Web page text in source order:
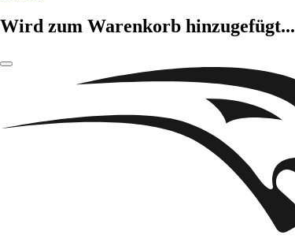
Wird zum Warenkorb hinzugefügt...